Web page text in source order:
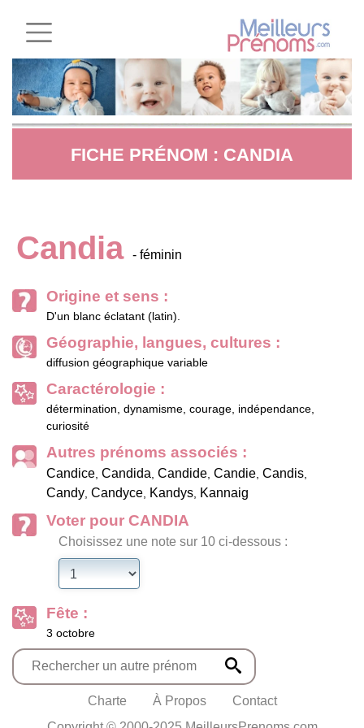
FICHE PRÉNOM : CANDIA
Candia - féminin
Origine et sens :
D'un blanc éclatant (latin).
Géographie, langues, cultures :
diffusion géographique variable
Caractérologie :
détermination, dynamisme, courage, indépendance,
curiosité
Autres prénoms associés :
Candice, Candida, Candide, Candie, Candis,
Candy, Candyce, Kandys, Kannaig
Voter pour CANDIA
Choisissez une note sur 10 ci-dessous :
Fête :
3 octobre
Charte À Propos
Contact